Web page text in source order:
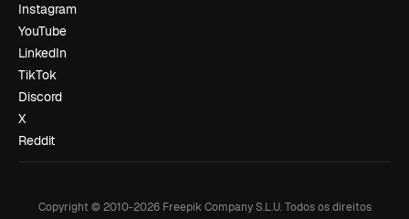
Instagram
YouTube
LinkedIn
TikTok
Discord
X
Reddit
Copyright © 2010-2026Freepik Company S.L.U. Todos os direitos